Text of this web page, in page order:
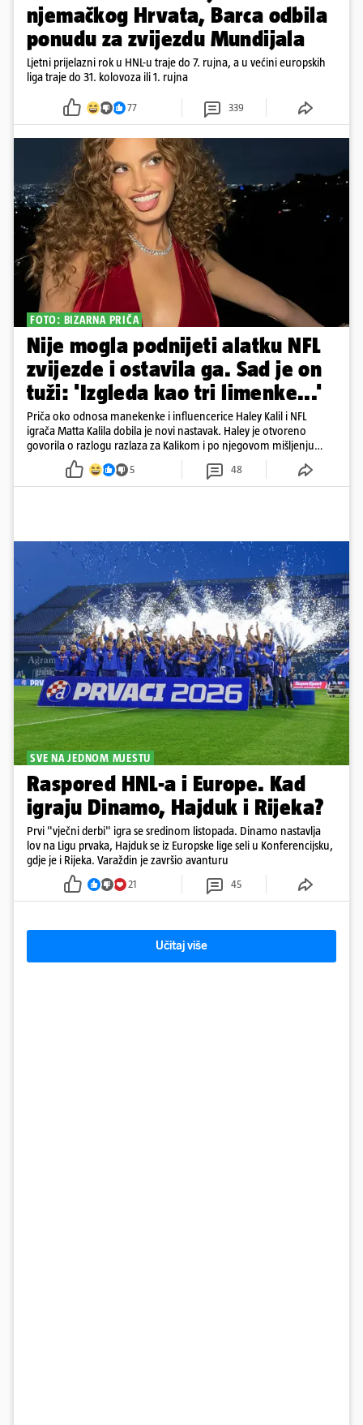
njemačkog Hrvata, Barca odbila
ponudu za zvijezdu Mundijala
Ljetni prijelazni rok u HNL-u traje do 7. rujna, a u većini europskih
liga traje do 31. kolovoza ili 1. rujna
77 339
FOTO: BIZARNA PRIČA
Nije mogla podnijeti alatku NFL
zvijezde i ostavila ga. Sad je on
tuži: 'Izgleda kao tri limenke...'
Priča oko odnosa manekenke i influencerice Haley Kalil i NFL
igrača Matta Kalila dobila je novi nastavak. Haley je otvoreno
govorila o razlogu razlaza za Kalikom i po njegovom mišljenju
prešla granicu dobrog ukusa
5 48
SVE NA JEDNOM MJESTU
Raspored HNL-a i Europe. Kad
igraju Dinamo, Hajduk i Rijeka?
Prvi "vječni derbi" igra se sredinom listopada. Dinamo nastavlja
lov na Ligu prvaka, Hajduk se iz Europske lige seli u Konferencijsku,
gdje je i Rijeka. Varaždin je završio avanturu
21 45
Učitaj više